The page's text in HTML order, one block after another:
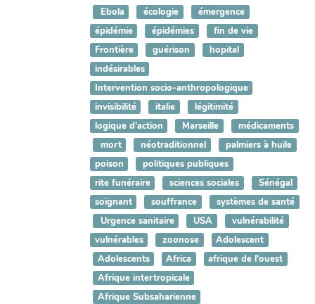
Ebola
écologie
émergence
épidémie
épidémies
fin de vie
Frontière
guérison
hopital
indésirables
Intervention socio-anthropologique
invisibilité
italie
légitimité
logique d’action
Marseille
médicaments
mort
néotraditionnel
palmiers à huile
poison
politiques publiques
rite funéraire
sciences sociales
Sénégal
soignant
souffrance
systèmes de santé
Urgence sanitaire
USA
vulnérabilité
vulnérables
zoonose
Adolescent
Adolescents
Africa
afrique de l'ouest
Afrique intertropicale
Afrique Subsaharienne